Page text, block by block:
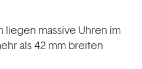
massive Uhren im
als 42 mm breiten